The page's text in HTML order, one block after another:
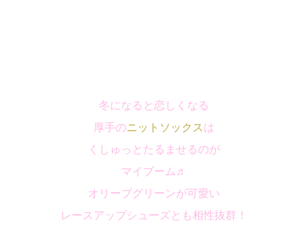
冬になると恋しくなる
厚手のニットソックス は
くしゅっとたるませるのが
マイブーム♬
オリーブグリーンが可愛い
レースアップシューズとも相性抜群！